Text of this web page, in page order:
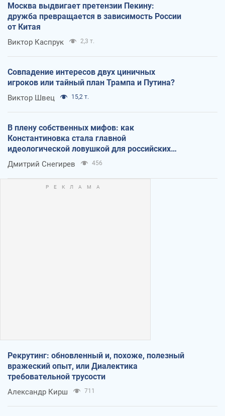
Москва выдвигает претензии Пекину:
дружба превращается в зависимость России
от Китая
Виктор Каспрук 2,3 т.
Совпадение интересов двух циничных
игроков или тайный план Трампа и Путина?
Виктор Швец 15,2 т.
В плену собственных мифов: как
Константиновка стала главной
идеологической ловушкой для российских
оккупантов
Дмитрий Снегирев 456
Рекрутинг: обновленный и, похоже, полезный
вражеский опыт, или Диалектика
требовательной трусости
Александр Кирш 711